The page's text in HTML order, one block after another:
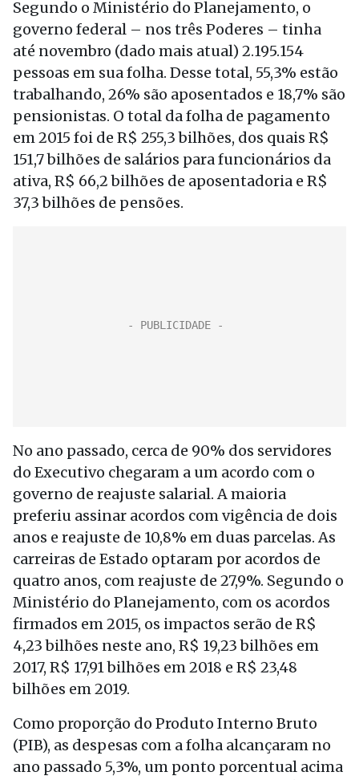
Segundo o Ministério do Planejamento, o
governo federal – nos três Poderes – tinha
até novembro (dado mais atual) 2.195.154
pessoas em sua folha. Desse total, 55,3% estão
trabalhando, 26% são aposentados e 18,7% são
pensionistas. O total da folha de pagamento
em 2015 foi de R$ 255,3 bilhões, dos quais R$
151,7 bilhões de salários para funcionários da
ativa, R$ 66,2 bilhões de aposentadoria e R$
37,3 bilhões de pensões.
No ano passado, cerca de 90% dos servidores
do Executivo chegaram a um acordo com o
governo de reajuste salarial. A maioria
preferiu assinar acordos com vigência de dois
anos e reajuste de 10,8% em duas parcelas. As
carreiras de Estado optaram por acordos de
quatro anos, com reajuste de 27,9%. Segundo o
Ministério do Planejamento, com os acordos
firmados em 2015, os impactos serão de R$
4,23 bilhões neste ano, R$ 19,23 bilhões em
2017, R$ 17,91 bilhões em 2018 e R$ 23,48
bilhões em 2019.
Como proporção do Produto Interno Bruto
(PIB), as despesas com a folha alcançaram no
ano passado 5,3%, um ponto porcentual acima